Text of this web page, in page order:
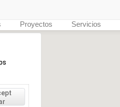
Proyectos Servicios